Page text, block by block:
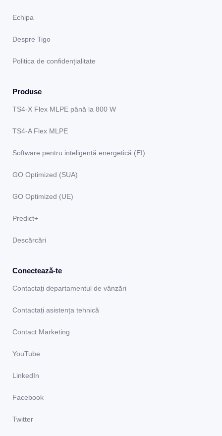
Echipa
Despre Tigo
Politica de confidențialitate
Produse
TS4-X Flex MLPE până la 800 W
TS4-A Flex MLPE
Software pentru inteligență energetică (EI)
GO Optimized (SUA)
GO Optimized (UE)
Predict+
Descărcări
Conectează-te
Contactați departamentul de vânzări
Contactați asistența tehnică
Contact Marketing
YouTube
LinkedIn
Facebook
Twitter